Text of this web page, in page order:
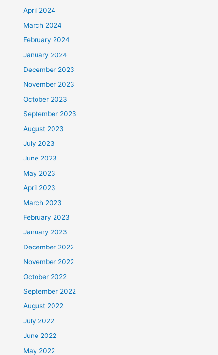
April 2024
March 2024
February 2024
January 2024
December 2023
November 2023
October 2023
September 2023
August 2023
July 2023
June 2023
May 2023
April 2023
March 2023
February 2023
January 2023
December 2022
November 2022
October 2022
September 2022
August 2022
July 2022
June 2022
May 2022